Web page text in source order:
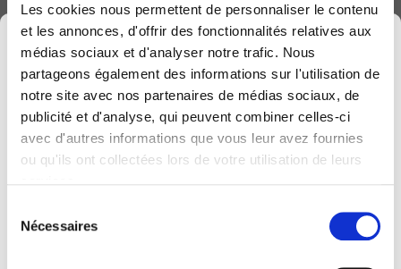
Les cookies nous permettent de personnaliser le contenu
et les annonces, d'offrir des fonctionnalités relatives aux
médias sociaux et d'analyser notre trafic. Nous
partageons également des informations sur l'utilisation de
notre site avec nos partenaires de médias sociaux, de
publicité et d'analyse, qui peuvent combiner celles-ci
avec d'autres informations que vous leur avez fournies
ou qu'ils ont collectées lors de votre utilisation de leurs
Nécessaires
Computerland devient KEYES, votre partenaire
belge de référence en solutions digitales, alliant
Cette évolution marque une nouvelle étape, avec
La relation de confiance entre nos deux entreprises
a également joué un rôle important. Technord a
apprécié la vitesse de déploiement et d’installation
des PC ainsi que le dévouement et la disponibilité
des équipes COMPUTERLAND.
« Le succès de ce projet est constitué de 75 %